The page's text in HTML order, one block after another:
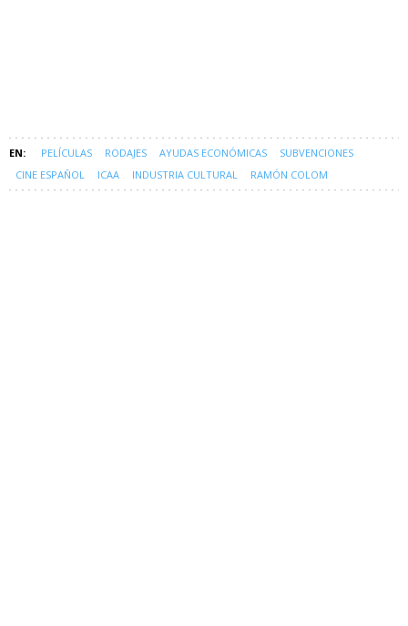
PELÍCULAS RODAJES AYUDAS ECONÓMICAS
SUBVENCIONES
CINE ESPAÑOL
ICAA INDUSTRIA CULTURAL RAMÓN COLOM